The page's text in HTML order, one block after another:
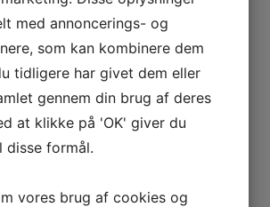
taggennemgang
kvisttage, skotrender,
tagpap.
løsninger (tagtrin, ankerpunkt,
service.
med annoncerings- og
som kan kombinere dem
tidligere har givet dem eller
gennem din brug af deres
at klikke på 'OK' giver du
disse formål.
vores brug af cookies og